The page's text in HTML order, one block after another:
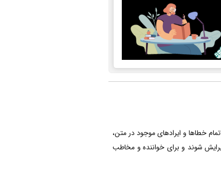
خطاها و ایرادهای موجود در متن،
شوند و برای خواننده و مخاطب